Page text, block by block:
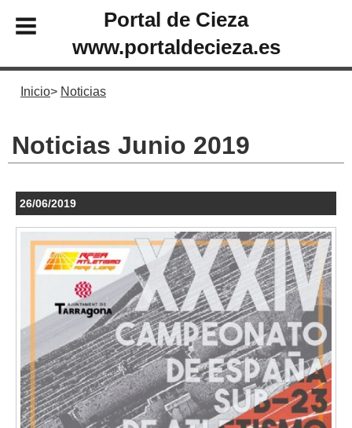
Portal de Cieza
www.portaldecieza.es
Inicio Noticias
Noticias Junio 2019
26/06/2019